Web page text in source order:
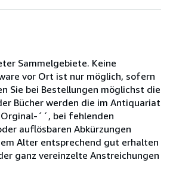
Sammelgebiete. Keine
vor Ort ist nur möglich, sofern
Sie bei Bestellungen möglichst die
Bücher werden die im Antiquariat
´´, bei fehlenden
auflösbaren Abkürzungen
Alter entsprechend gut erhalten
ganz vereinzelte Anstreichungen